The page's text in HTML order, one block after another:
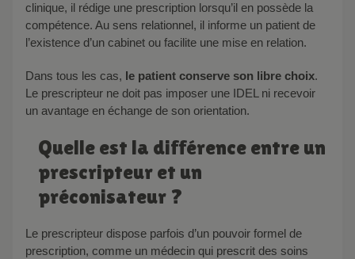
clinique, il rédige une prescription lorsqu’il en possède la
compétence. Au sens relationnel, il informe un patient de
l’existence d’un cabinet ou facilite une mise en relation.
Dans tous les cas, le patient conserve son libre choix.
Le prescripteur ne doit pas imposer une IDEL ni recevoir
un avantage en échange de son orientation.
Quelle est la différence entre un
prescripteur et un
préconisateur ?
Le prescripteur dispose parfois d’un pouvoir formel de
prescription, comme un médecin qui prescrit des soins